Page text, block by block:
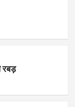
रबड़